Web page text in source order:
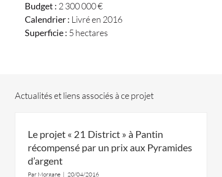
Budget : 2 300 000 €
Calendrier : Livré en 2016
Superficie : 5 hectares
Actualités et liens associés à ce projet
Le projet « 21 District » à Pantin
récompensé par un prix aux Pyramides
d’argent
Par Morgane | 20/04/2016